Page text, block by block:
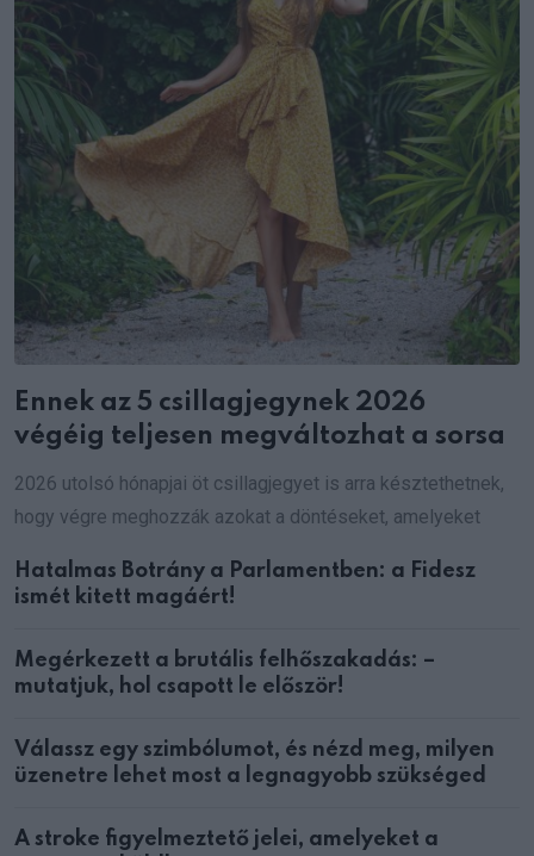
Ennek az 5 csillagjegynek 2026
végéig teljesen megváltozhat a sorsa
2026 utolsó hónapjai öt csillagjegyet is arra késztethetnek,
hogy végre meghozzák azokat a döntéseket, amelyeket
Hatalmas Botrány a Parlamentben: a Fidesz
ismét kitett magáért!
Megérkezett a brutális felhőszakadás: –
mutatjuk, hol csapott le először!
Válassz egy szimbólumot, és nézd meg, milyen
üzenetre lehet most a legnagyobb szükséged
A stroke figyelmeztető jelei, amelyeket a